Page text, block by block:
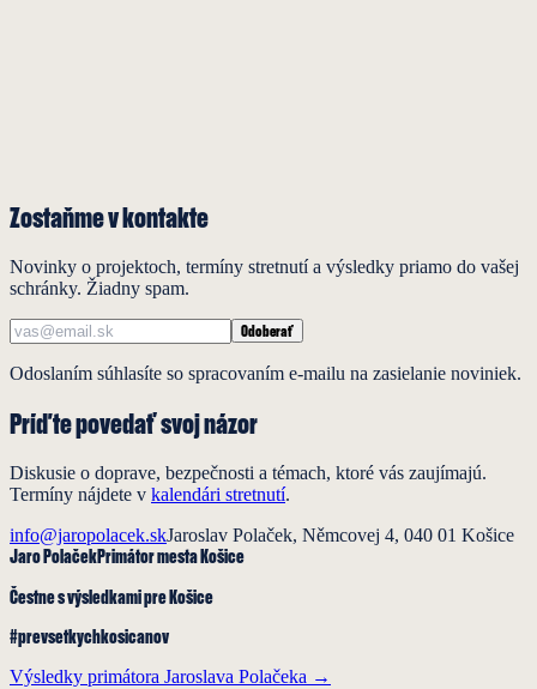
Zostaňme v kontakte
Novinky o projektoch, termíny stretnutí a výsledky priamo do vašej
schránky. Žiadny spam.
Odoberať
Odoslaním súhlasíte so spracovaním e-mailu na zasielanie noviniek.
Príďte povedať svoj názor
Diskusie o doprave, bezpečnosti a témach, ktoré vás zaujímajú.
Termíny nájdete v kalendári stretnutí.
info@jaropolacek.skJaroslav Polaček, Němcovej 4, 040 01 Košice
Jaro PolačekPrimátor mesta Košice
Čestne s výsledkamipre Košice
#prevsetkychkosicanov
Výsledky primátora Jaroslava Polačeka →